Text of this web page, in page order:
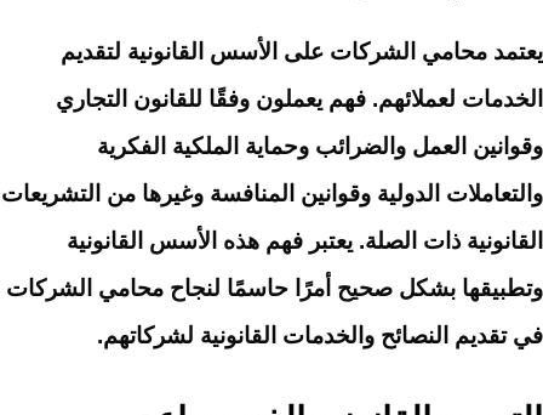
يعتمد محامي الشركات على الأسس القانونية لتقديم
الخدمات لعملائهم. فهم يعملون وفقًا للقانون التجاري
وقوانين العمل والضرائب وحماية الملكية الفكرية
والتعاملات الدولية وقوانين المنافسة وغيرها من التشريعات
القانونية ذات الصلة. يعتبر فهم هذه الأسس القانونية
وتطبيقها بشكل صحيح أمرًا حاسمًا لنجاح محامي الشركات
في تقديم النصائح والخدمات القانونية لشركاتهم.